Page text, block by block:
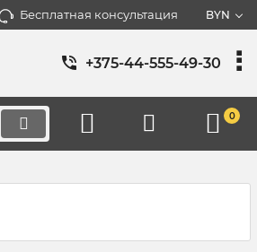
Бесплатная консультация BYN
+375-44-555-49-30
0